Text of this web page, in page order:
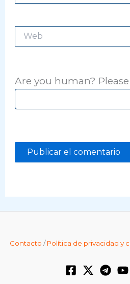
Web
Are you human? Please
Contacto /Política de privacidad y